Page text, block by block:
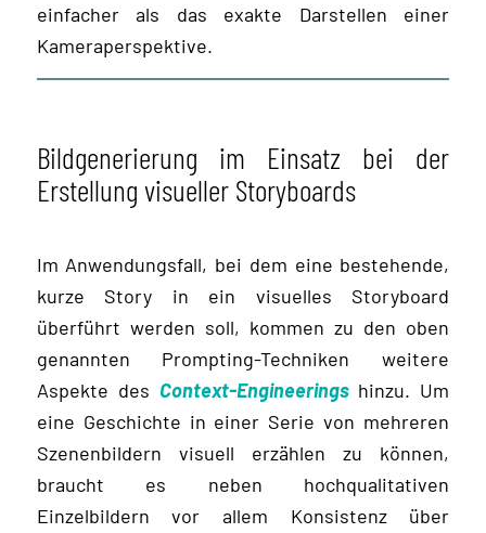
einfacher als das exakte Darstellen einer
Kameraperspektive.
Bildgenerierung im Einsatz bei der
Erstellung visueller Storyboards
Im Anwendungsfall, bei dem eine bestehende,
kurze Story in ein visuelles Storyboard
überführt werden soll, kommen zu den oben
genannten Prompting-Techniken weitere
Aspekte des Context-Engineeringshinzu. Um
eine Geschichte in einer Serie von mehreren
Szenenbildern visuell erzählen zu können,
braucht es neben hochqualitativen
Einzelbildern vor allem Konsistenz über